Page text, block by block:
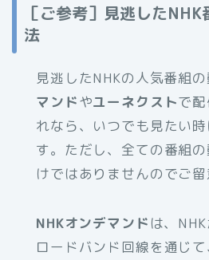
［ご参考］見逃した
法
見逃したNHKの人気番組の
マンドやユーネクストで
れなら、いつでも見たい
す。ただし、全ての番組
けではありませんのでご留
NHKオンデマンド は、
ロードバンド回線を通じ